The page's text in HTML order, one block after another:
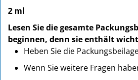
2 ml
Lesen Sie die gesamte
beginnen, denn sie enthält
Heben Sie die
Wenn Sie weitere Fragen